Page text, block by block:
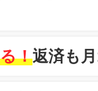
！返済も